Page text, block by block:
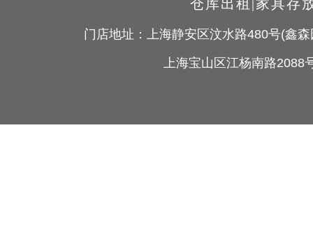
仓库出租 |家具存
门店地址：上海静安区汶水路480
上海宝山区江杨南路